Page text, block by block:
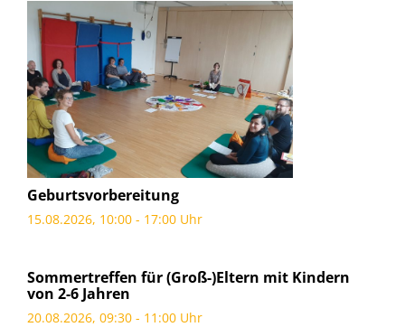
Geburtsvorbereitung
15.08.2026, 10:00 - 17:00 Uhr
Sommertreffen für (Groß-)Eltern mit Kindern
von 2-6 Jahren
20.08.2026, 09:30 - 11:00 Uhr